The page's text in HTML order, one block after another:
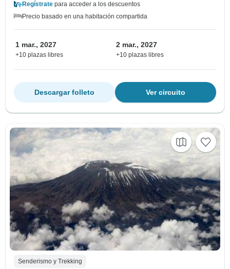
Regístrate para acceder a los descuentos
Precio basado en una habitación compartida
1 mar., 2027
+10 plazas libres
2 mar., 2027
+10 plazas libres
Ver circuito
Descargar folleto
Senderismo y Trekking